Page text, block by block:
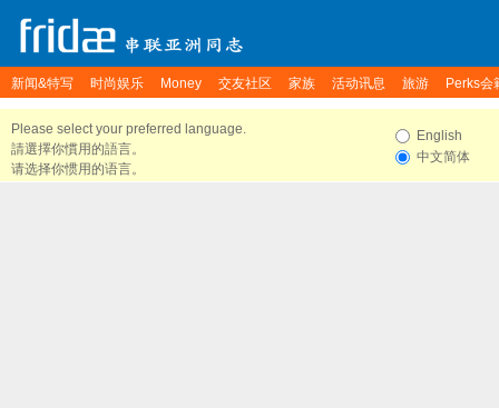
新闻&特写 时尚娱乐 Money 交友社区 家族 活动讯息 旅游 Perks会
Please select your preferred language.
請選擇你慣用的語言。
请选择你惯用的语言。
English
中文简体